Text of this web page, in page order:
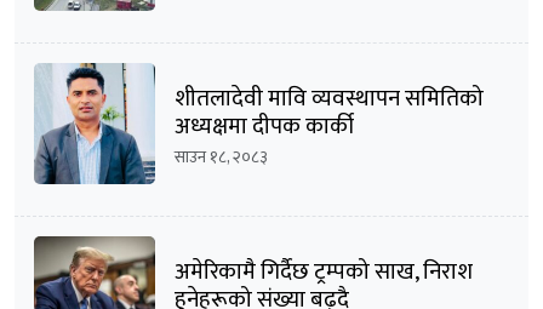
शीतलादेवी मावि व्यवस्थापन समितिको
अध्यक्षमा दीपक कार्की
साउन १८, २०८३
अमेरिकामै गिर्दैछ ट्रम्पको साख, निराश
हुनेहरूको संख्या बढ्दै